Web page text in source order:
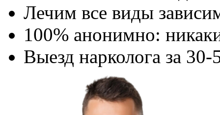
Лечим все виды
100% анонимно:
Выезд нарколога за